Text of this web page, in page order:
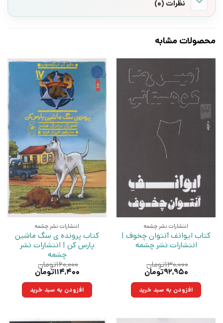
نظرات (0)
محصولات مشابه
انتشارات نشر چشمه
کتاب ایوانف آنتوان چخوف |
انتشارات نشر چشمه
۱۳۰,۰۰۰تومان
قیمت
۱۳۰,۰۰۰تومان
بود.
۹۲,۹۵۰تومان
۹۲,۹۵۰تومان.افزودن به سبد خرید
انتشارات نشر چشمه
کتاب پرونده ی سگ ماشین
پارس کن | انتشارات نشر
چشمه
۱۶۰,۰۰۰تومان
قیمت
۱۶۰,۰۰۰تومان
بود.
۱۱۴,۴۰۰تومان
۱۱۴,۴۰۰تومان.افزودن به سبد خرید